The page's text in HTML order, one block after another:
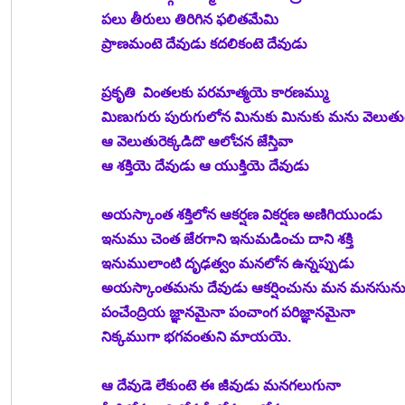
పలు తీరులు తిరిగిన ఫలితమేమి
ప్రాణమంటె దేవుడు కదలికంటె దేవుడు
ప్రకృతి  వింతలకు పరమాత్మయె కారణమ్ము
మిణుగురు పురుగులోన మినుకు మినుకు మను
ఆ వెలుతురెక్కడిదొ ఆలోచన జేస్తివా
ఆ శక్తియె దేవుడు ఆ యుక్తియె దేవుడు
అయస్కాంత శక్తిలోన ఆకర్షణ వికర్షణ అణిగియుండు
ఇనుము చెంత జేరగాని ఇనుమడించు దాని శక్తి
ఇనుములాంటి దృఢత్వం మనలోన ఉన్నప్పుడు
అయస్కాంతమను దేవుడు ఆకర్షించును మన మనసును
పంచేంద్రియ జ్ఞానమైనా పంచాంగ పరిజ్ఞానమైనా
నిక్కముగా భగవంతుని మాయయె.
ఆ దేవుడె లేకుంటె ఈ జీవుడు మనగలుగునా